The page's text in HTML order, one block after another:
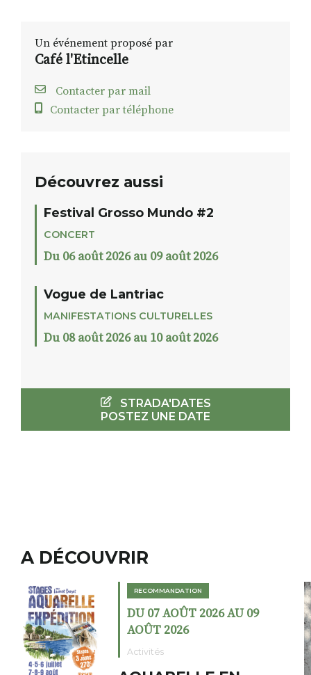
Un événement proposé par
Café l'Etincelle
Contacter par mail
Contacter par téléphone
Découvrez aussi
Festival Grosso Mundo #2
CONCERT
Du 06 août 2026 au 09 août 2026
Vogue de Lantriac
MANIFESTATIONS CULTURELLES
Du 08 août 2026 au 10 août 2026
STRADA'DATES
POSTEZ UNE DATE
A DÉCOUVRIR
RECOMMANDATION
DU 02 AOÛT 2026 AU 23
AOÛT 2026
Expositions